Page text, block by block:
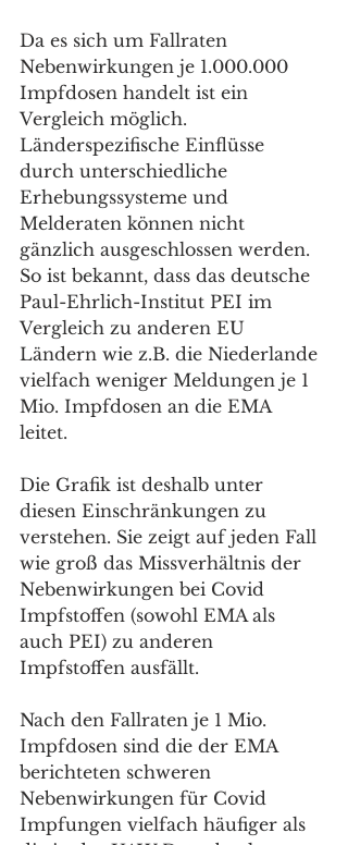
Da es sich um Fallraten
Nebenwirkungen je 1.000.000
Impfdosen handelt ist ein
Vergleich möglich.
Länderspezifische Einflüsse
durch unterschiedliche
Erhebungssysteme und
Melderaten können nicht
gänzlich ausgeschlossen werden.
So ist bekannt, dass das deutsche
Paul-Ehrlich-Institut PEI im
Vergleich zu anderen EU
Ländern wie z.B. die Niederlande
vielfach weniger Meldungen je 1
Mio. Impfdosen an die EMA
leitet.
Die Grafik ist deshalb unter
diesen Einschränkungen zu
verstehen. Sie zeigt auf jeden Fall
wie groß das Missverhältnis der
Nebenwirkungen bei Covid
Impfstoffen (sowohl EMA als
auch PEI) zu anderen
Impfstoffen ausfällt.
Nach den Fallraten je 1 Mio.
Impfdosen sind die der EMA
berichteten schweren
Nebenwirkungen für Covid
Impfungen vielfach häufiger als